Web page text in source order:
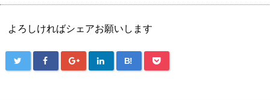
よろしければシェアお願いします
B!